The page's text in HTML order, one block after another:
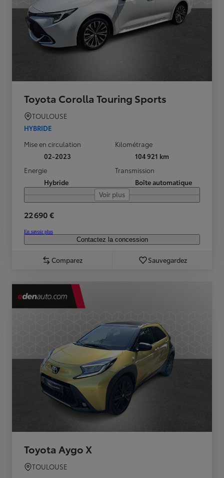
Toyota Corolla Touring Sports
TOULOUSE
HYBRIDE
Mise en circulation
02-2023
Kilométrage
104 921 km
Energie
Hybride
Transmission
Boîte automatique
Voir plus
22 690 €
En savoir plus
Contactez la concession
Comparez Sauvegardez
Toyota Aygo X
TOULOUSE